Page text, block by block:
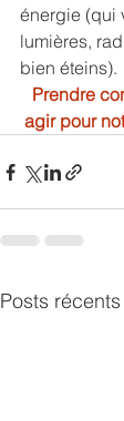
énergie (qui
lumières,
bien éteins).
Prendre
agir pour
Posts récents